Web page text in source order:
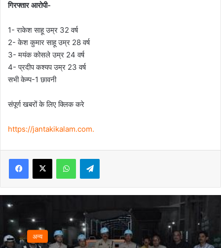
गिरफ्तार आरोपी-
1- राकेश साहू उम्र 32 वर्ष
2- केश कुमार साहू उम्र 28 वर्ष
3- मयंक कोसले उम्र 24 वर्ष
4- प्रदीप कश्यप उम्र 23 वर्ष
सभी केम्प-1 छावनी
संपूर्ण खबरों के लिए क्लिक करे
https://jantakikalam.com.
Facebook
X WhatsAppTelegram
अन्‍य